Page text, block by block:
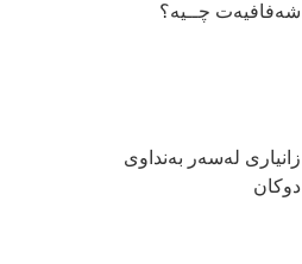
شەفافیەت چــیە؟
زانیاری لەسەر بەنداوی
دوكان